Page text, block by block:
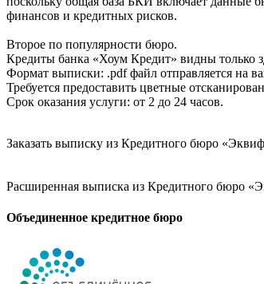
финансов и кредитных рисков.
Второе по популярности бюро.
Кредиты банка «Хоум Кредит» видны только
Формат выписки: .pdf файл отправляется на
Требуется предоставить цветные
Срок оказания услуги: от 2 до 24 часов.
Заказать выписку из Кредитного бюро
Расширенная выписка из Кредитного бюро
Объединенное кредитное бюро